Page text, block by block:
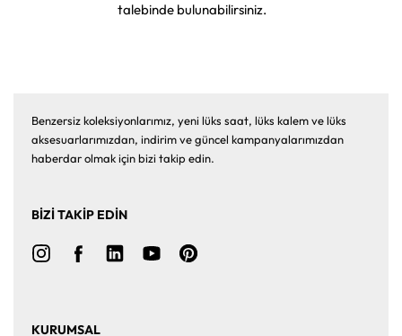
talebinde bulunabilirsiniz.
Benzersiz koleksiyonlarımız, yeni lüks saat, lüks kalem ve lüks
aksesuarlarımızdan, indirim ve güncel kampanyalarımızdan
haberdar olmak için bizi takip edin.
BİZİ TAKİP EDİN
KURUMSAL